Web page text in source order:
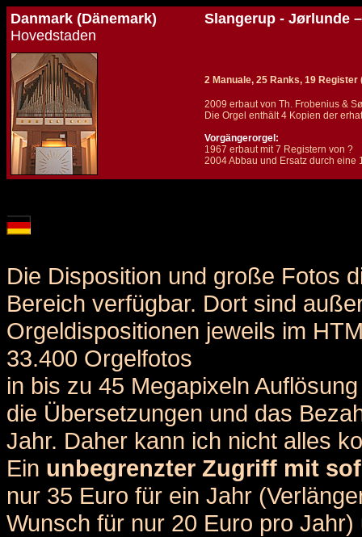
Danmark (Dänemark)
Hovedstaden
Slangerup - Jørlunde
2 Manuale, 25 Ranks, 19 Register
2009 erbaut von Th. Frobenius &
Die Orgel enthält 4 Kopien der
Vorgängerorgel:
1967 erbaut mit 7 Registern von ?
2004 Abbau und Ersatz durch eine
Die Disposition und große Fotos
Bereich verfügbar. Dort sind
Orgeldispositionen jeweils im
33.400 Orgelfotos
in bis zu 45 Megapixeln
die Übersetzungen und das
Jahr. Daher kann ich nicht alles
Ein unbegrenzter Zugriff mit
nur 35 Euro für ein Jahr
Wunsch für nur 20 Euro pro